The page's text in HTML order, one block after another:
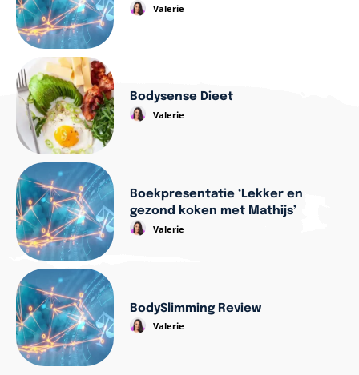
Valerie
Bodysense Dieet
Valerie
Boekpresentatie ‘Lekker en
gezond koken met Mathijs’
Valerie
BodySlimming Review
Valerie